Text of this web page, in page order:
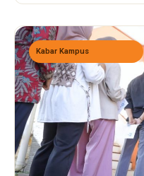
Kabar Kampus